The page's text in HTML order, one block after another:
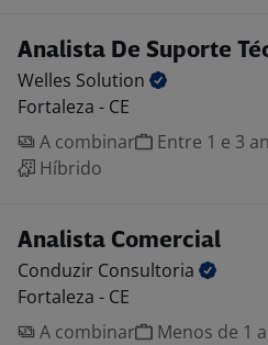
Analista De Suporte
Welles Solution
Fortaleza - CE
A combinar
Entre 1 e 3
Híbrido
Analista Comercial
Conduzir Consultoria
Fortaleza - CE
A combinar
Menos de 1